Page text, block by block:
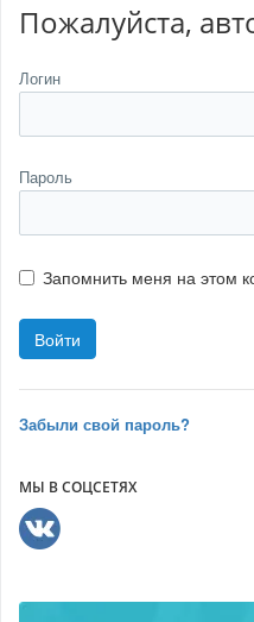
Пожалуйста,
Логин
Пароль
Запомнить меня на этом
Забыли свой пароль?
МЫ В СОЦСЕТЯХ